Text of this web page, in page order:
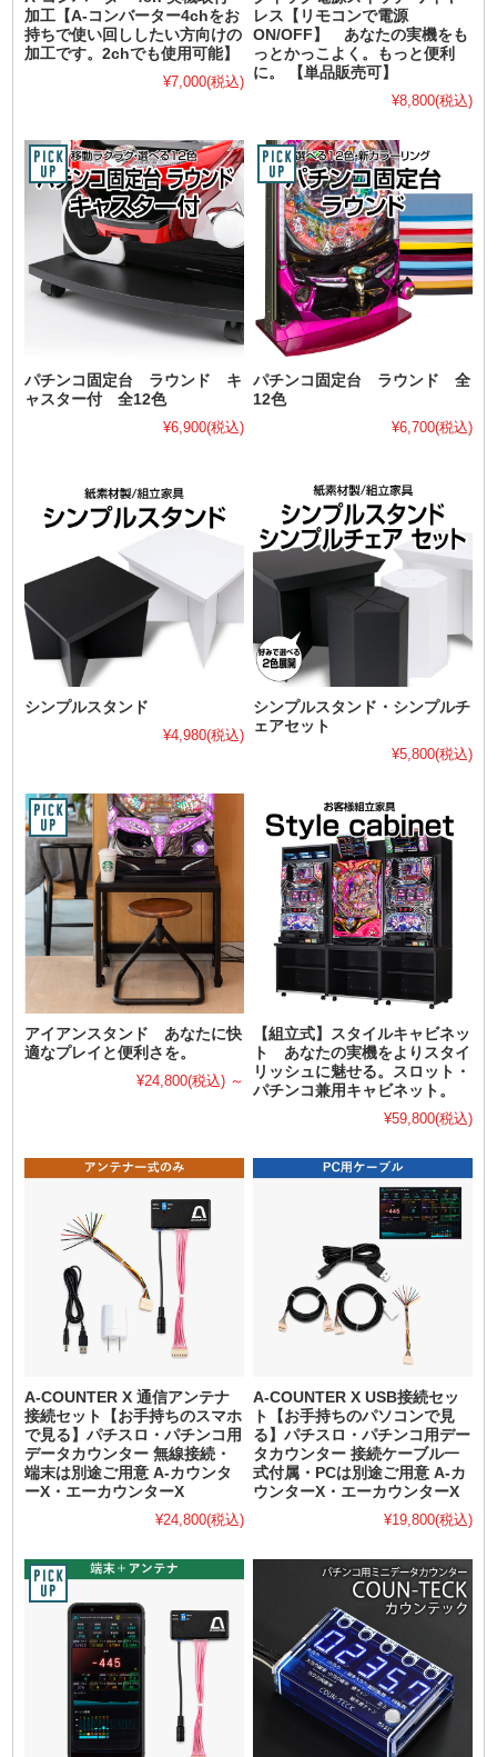
加工【A-コンバーター4chをお
持ちで使い回ししたい方向けの
加工です。2chでも使用可能】
¥7,000(税込)
レス【リモコンで電源
ON/OFF】 あなたの実機をも
っとかっこよく。もっと便利
に。 【単品販売可】
¥8,800(税込)
パチンコ固定台 ラウンド キ
ャスター付 全12色
¥6,900(税込)
パチンコ固定台 ラウンド 全
12色
¥6,700(税込)
シンプルスタンド
¥4,980(税込)
シンプルスタンド・シンプルチ
ェアセット
¥5,800(税込)
アイアンスタンド あなたに快
適なプレイと便利さを。
¥24,800(税込) ～
【組立式】スタイルキャビネッ
ト あなたの実機をよりスタイ
リッシュに魅せる。スロット・
パチンコ兼用キャビネット。
¥59,800(税込)
A-COUNTER X 通信アンテナ
接続セット【お手持ちのスマホ
で見る】パチスロ・パチンコ用
データカウンター 無線接続・
端末は別途ご用意 A-カウンタ
ーX・エーカウンターX
¥24,800(税込)
A-COUNTER X USB接続セッ
ト【お手持ちのパソコンで見
る】パチスロ・パチンコ用デー
タカウンター 接続ケーブル一
式付属・PCは別途ご用意 A-カ
ウンターX・エーカウンターX
¥19,800(税込)